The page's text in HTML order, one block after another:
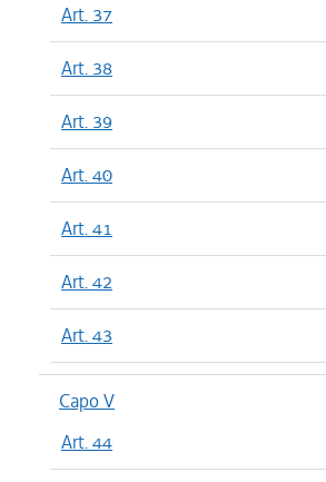
Art. 37
Art. 38
Art. 39
Art. 40
Art. 41
Art. 42
Art. 43
Capo V
Art. 44